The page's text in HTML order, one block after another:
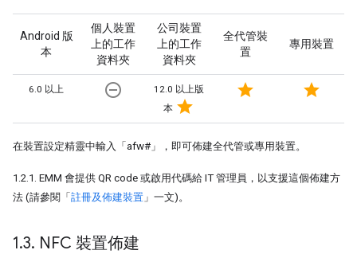
Android 版
本
個人裝置
上的工作
資料夾
公司裝置
上的工作
資料夾
全代管裝
置
專用裝置
6.0 以上 remove_circle_outline
12.0 以上版
本 star
star star
在裝置設定精靈中輸入「afw#」，即可佈建全代管或專用裝置。
1.2.1. EMM 會提供 QR code 或啟用代碼給 IT 管理員，以支援這個佈建方
法 (請參閱「 註冊及佈建裝置 」一文)。
1.3. NFC 裝置佈建